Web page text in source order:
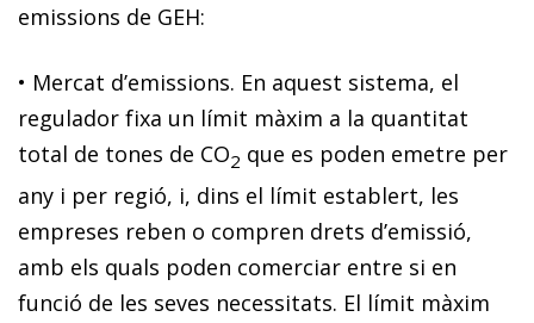
emissions de GEH:
• Mercat d’emissions. En aquest sistema, el
regulador fixa un límit màxim a la quantitat
total de tones de CO2 que es poden emetre per
any i per regió, i, dins el límit establert, les
empreses reben o compren drets d’emissió,
amb els quals poden comerciar entre si en
funció de les seves necessitats. El límit màxim